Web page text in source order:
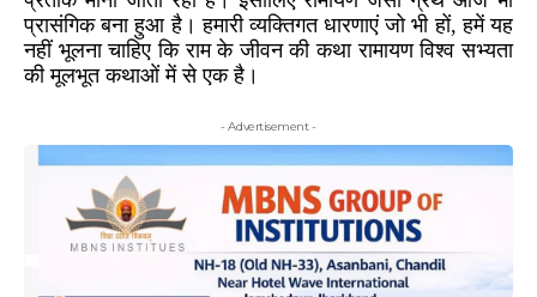
प्रासंगिक बना हुआ है। हमारी व्यक्तिगत धारणाएं जो भी हों, हमें यह
नहीं भूलना चाहिए कि राम के जीवन की कथा रामायण विश्व सभ्यता
की मूलभूत कथाओं में से एक है।
- Advertisement -